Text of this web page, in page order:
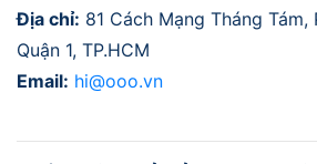
Địa chỉ: 81 Cách Mạng Tháng Tám,
Quận 1, TP.HCM
Email: hi@ooo.vn